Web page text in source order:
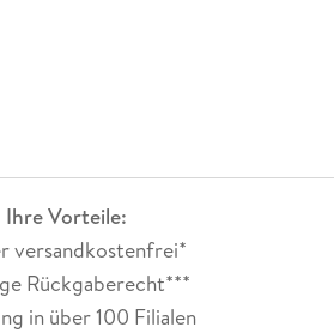
Ihre Vorteile:
versandkostenfrei*
Rückgaberecht***
in über 100 Filialen